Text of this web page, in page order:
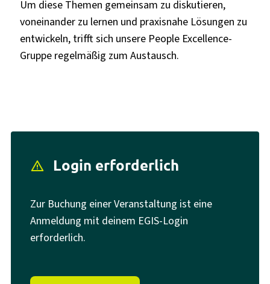
Um diese Themen gemeinsam zu diskutieren,
voneinander zu lernen und praxisnahe Lösungen zu
entwickeln, trifft sich unsere People Excellence-
Gruppe regelmäßig zum Austausch.
report_problem Login erforderlich
Zur Buchung einer Veranstaltung ist eine
Anmeldung mit deinem EGIS-Login
erforderlich.